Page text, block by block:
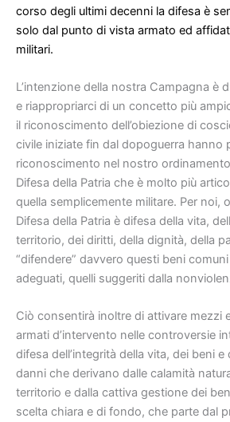
corso degli ultimi decenni la difesa è
solo dal punto di vista armato ed
militari.
L’intenzione della nostra Campagna è
e riappropriarci di un concetto più
il riconoscimento dell’obiezione di
civile iniziate fin dal dopoguerra hanno
riconoscimento nel nostro
Difesa della Patria che è molto più
quella semplicemente militare. Per noi,
Difesa della Patria è difesa della vita,
territorio, dei diritti, della dignità, della
“difendere” davvero questi beni
adeguati, quelli suggeriti dalla
Ciò consentirà inoltre di attivare mezzi
armati d’intervento nelle controversie
difesa dell’integrità della vita, dei beni e
danni che derivano dalle calamità
territorio e dalla cattiva gestione dei
scelta chiara e di fondo, che parte dal